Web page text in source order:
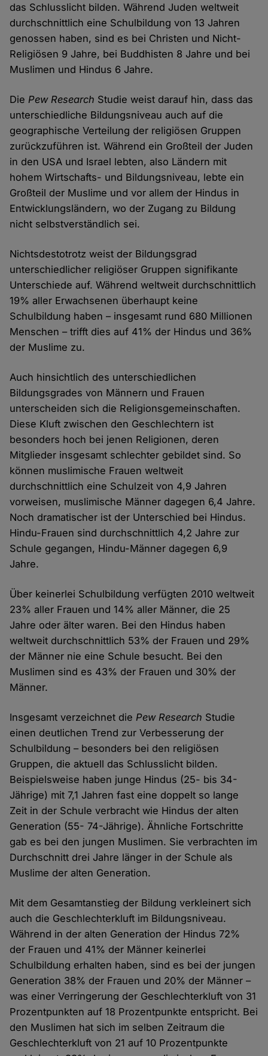
das Schlusslicht bilden. Während Juden weltweit
durchschnittlich eine Schulbildung von 13 Jahren
genossen haben, sind es bei Christen und Nicht-
Religiösen 9 Jahre, bei Buddhisten 8 Jahre und bei
Muslimen und Hindus 6 Jahre.
Die Pew Research Studie weist darauf hin, dass das
unterschiedliche Bildungsniveau auch auf die
geographische Verteilung der religiösen Gruppen
zurückzuführen ist. Während ein Großteil der Juden
in den USA und Israel lebten, also Ländern mit
hohem Wirtschafts- und Bildungsniveau, lebte ein
Großteil der Muslime und vor allem der Hindus in
Entwicklungsländern, wo der Zugang zu Bildung
nicht selbstverständlich sei.
Nichtsdestotrotz weist der Bildungsgrad
unterschiedlicher religiöser Gruppen signifikante
Unterschiede auf. Während weltweit durchschnittlich
19% aller Erwachsenen überhaupt keine
Schulbildung haben – insgesamt rund 680 Millionen
Menschen – trifft dies auf 41% der Hindus und 36%
der Muslime zu.
Auch hinsichtlich des unterschiedlichen
Bildungsgrades von Männern und Frauen
unterscheiden sich die Religionsgemeinschaften.
Diese Kluft zwischen den Geschlechtern ist
besonders hoch bei jenen Religionen, deren
Mitglieder insgesamt schlechter gebildet sind. So
können muslimische Frauen weltweit
durchschnittlich eine Schulzeit von 4,9 Jahren
vorweisen, muslimische Männer dagegen 6,4 Jahre.
Noch dramatischer ist der Unterschied bei Hindus.
Hindu-Frauen sind durchschnittlich 4,2 Jahre zur
Schule gegangen, Hindu-Männer dagegen 6,9
Jahre.
Über keinerlei Schulbildung verfügten 2010 weltweit
23% aller Frauen und 14% aller Männer, die 25
Jahre oder älter waren. Bei den Hindus haben
weltweit durchschnittlich 53% der Frauen und 29%
der Männer nie eine Schule besucht. Bei den
Muslimen sind es 43% der Frauen und 30% der
Männer.
Insgesamt verzeichnet diePew Research Studie
einen deutlichen Trend zur Verbesserung der
Schulbildung – besonders bei den religiösen
Gruppen, die aktuell das Schlusslicht bilden.
Beispielsweise haben junge Hindus (25- bis 34-
Jährige) mit 7,1 Jahren fast eine doppelt so lange
Zeit in der Schule verbracht wie Hindus der alten
Generation (55- 74-Jährige). Ähnliche Fortschritte
gab es bei den jungen Muslimen. Sie verbrachten im
Durchschnitt drei Jahre länger in der Schule als
Muslime der alten Generation.
Mit dem Gesamtanstieg der Bildung verkleinert sich
auch die Geschlechterkluft im Bildungsniveau.
Während in der alten Generation der Hindus 72%
der Frauen und 41% der Männer keinerlei
Schulbildung erhalten haben, sind es bei der jungen
Generation 38% der Frauen und 20% der Männer –
was einer Verringerung der Geschlechterkluft von 31
Prozentpunkten auf 18 Prozentpunkte entspricht. Bei
den Muslimen hat sich im selben Zeitraum die
Geschlechterkluft von 21 auf 10 Prozentpunkte